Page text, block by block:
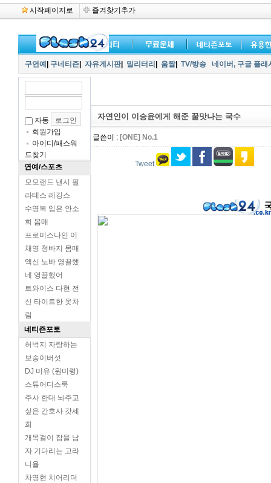
시작페이지로 즐겨찾기추가
구연예 구네티즌 자유게시판| 밀리터리 움짤| TV/방송 네이버, 구글 플
자동
회원가입
아이디/패스워
드찾기
연예/스포츠
모모랜드 낸시 필
라테스 레깅스
수영복 입은 안소
희 몸매
프로미스나인 이
채영 청바지 몸매
엑신 노바 영끌했
네 영끌했어
트와이스 다현 전
신 타이트한 옷차
림
네티즌포토
허벅지 자랑하는
보송이버섯
DJ 미유 (원미령)
스튜어디스룩
주사 한대 놔주고
싶은 간호사 갓세
희
개목걸이 잡을 남
자 기다리는 고라
니율
차영현 치어리더
자연인이 이승윤에게 해준 꿀맛나는 국수
글쓴이 : [ONE] No.1
Tweet